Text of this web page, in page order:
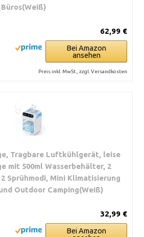
62,99 €
Bei Amazon
ansehen
Preis inkl. MwSt., zzgl. Versandkosten
Tragbare Luftkühlgerät, leise
mit 500ml Wasserbehälter, 2
Sprühmodi, Mini Klimatisierung
Outdoor Camping(Weiß)
32,99 €
Bei Amazon